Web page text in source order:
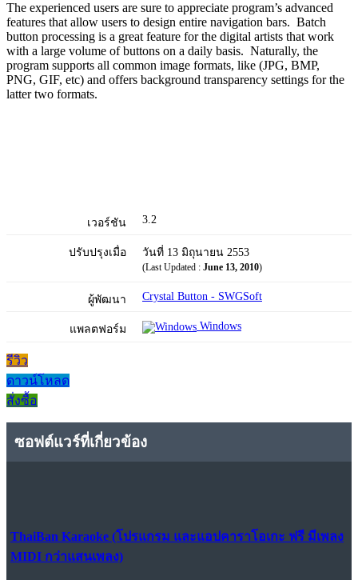
The experienced users are sure to appreciate program’s advanced
features that allow users to design entire navigation bars. Batch
button processing is a great feature for the digital artists that work
with a large volume of buttons on a daily basis. Naturally, the
program supports all common image formats, like (JPG, BMP,
PNG, GIF, etc) and offers background transparency settings for the
latter two formats.
เวอร์ชัน 3.2
ปรับปรุงเมื่อ วันที่ 13 มิถุนายน 2553
(Last Updated : June 13, 2010)
ผู้พัฒนา Crystal Button - SWGSoft
แพลตฟอร์ม Windows
รีวิว
ดาวน์โหลด
สั่งซื้อ
ซอฟต์แวร์ที่เกี่ยวข้อง
ThaiBan Karaoke (โปรแกรม และแอปคาราโอเกะ ฟรี มีเพลง
MIDI กว่าแสนเพลง)